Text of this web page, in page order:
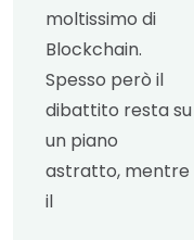
moltissimo di
Blockchain.
Spesso però il
dibattito resta su
un piano
astratto, mentre
il